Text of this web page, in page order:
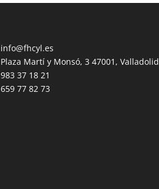
info@fhcyl.es
Plaza Martí y Monsó, 3 47001, Valladolid
983 37 18 21
659 77 82 73